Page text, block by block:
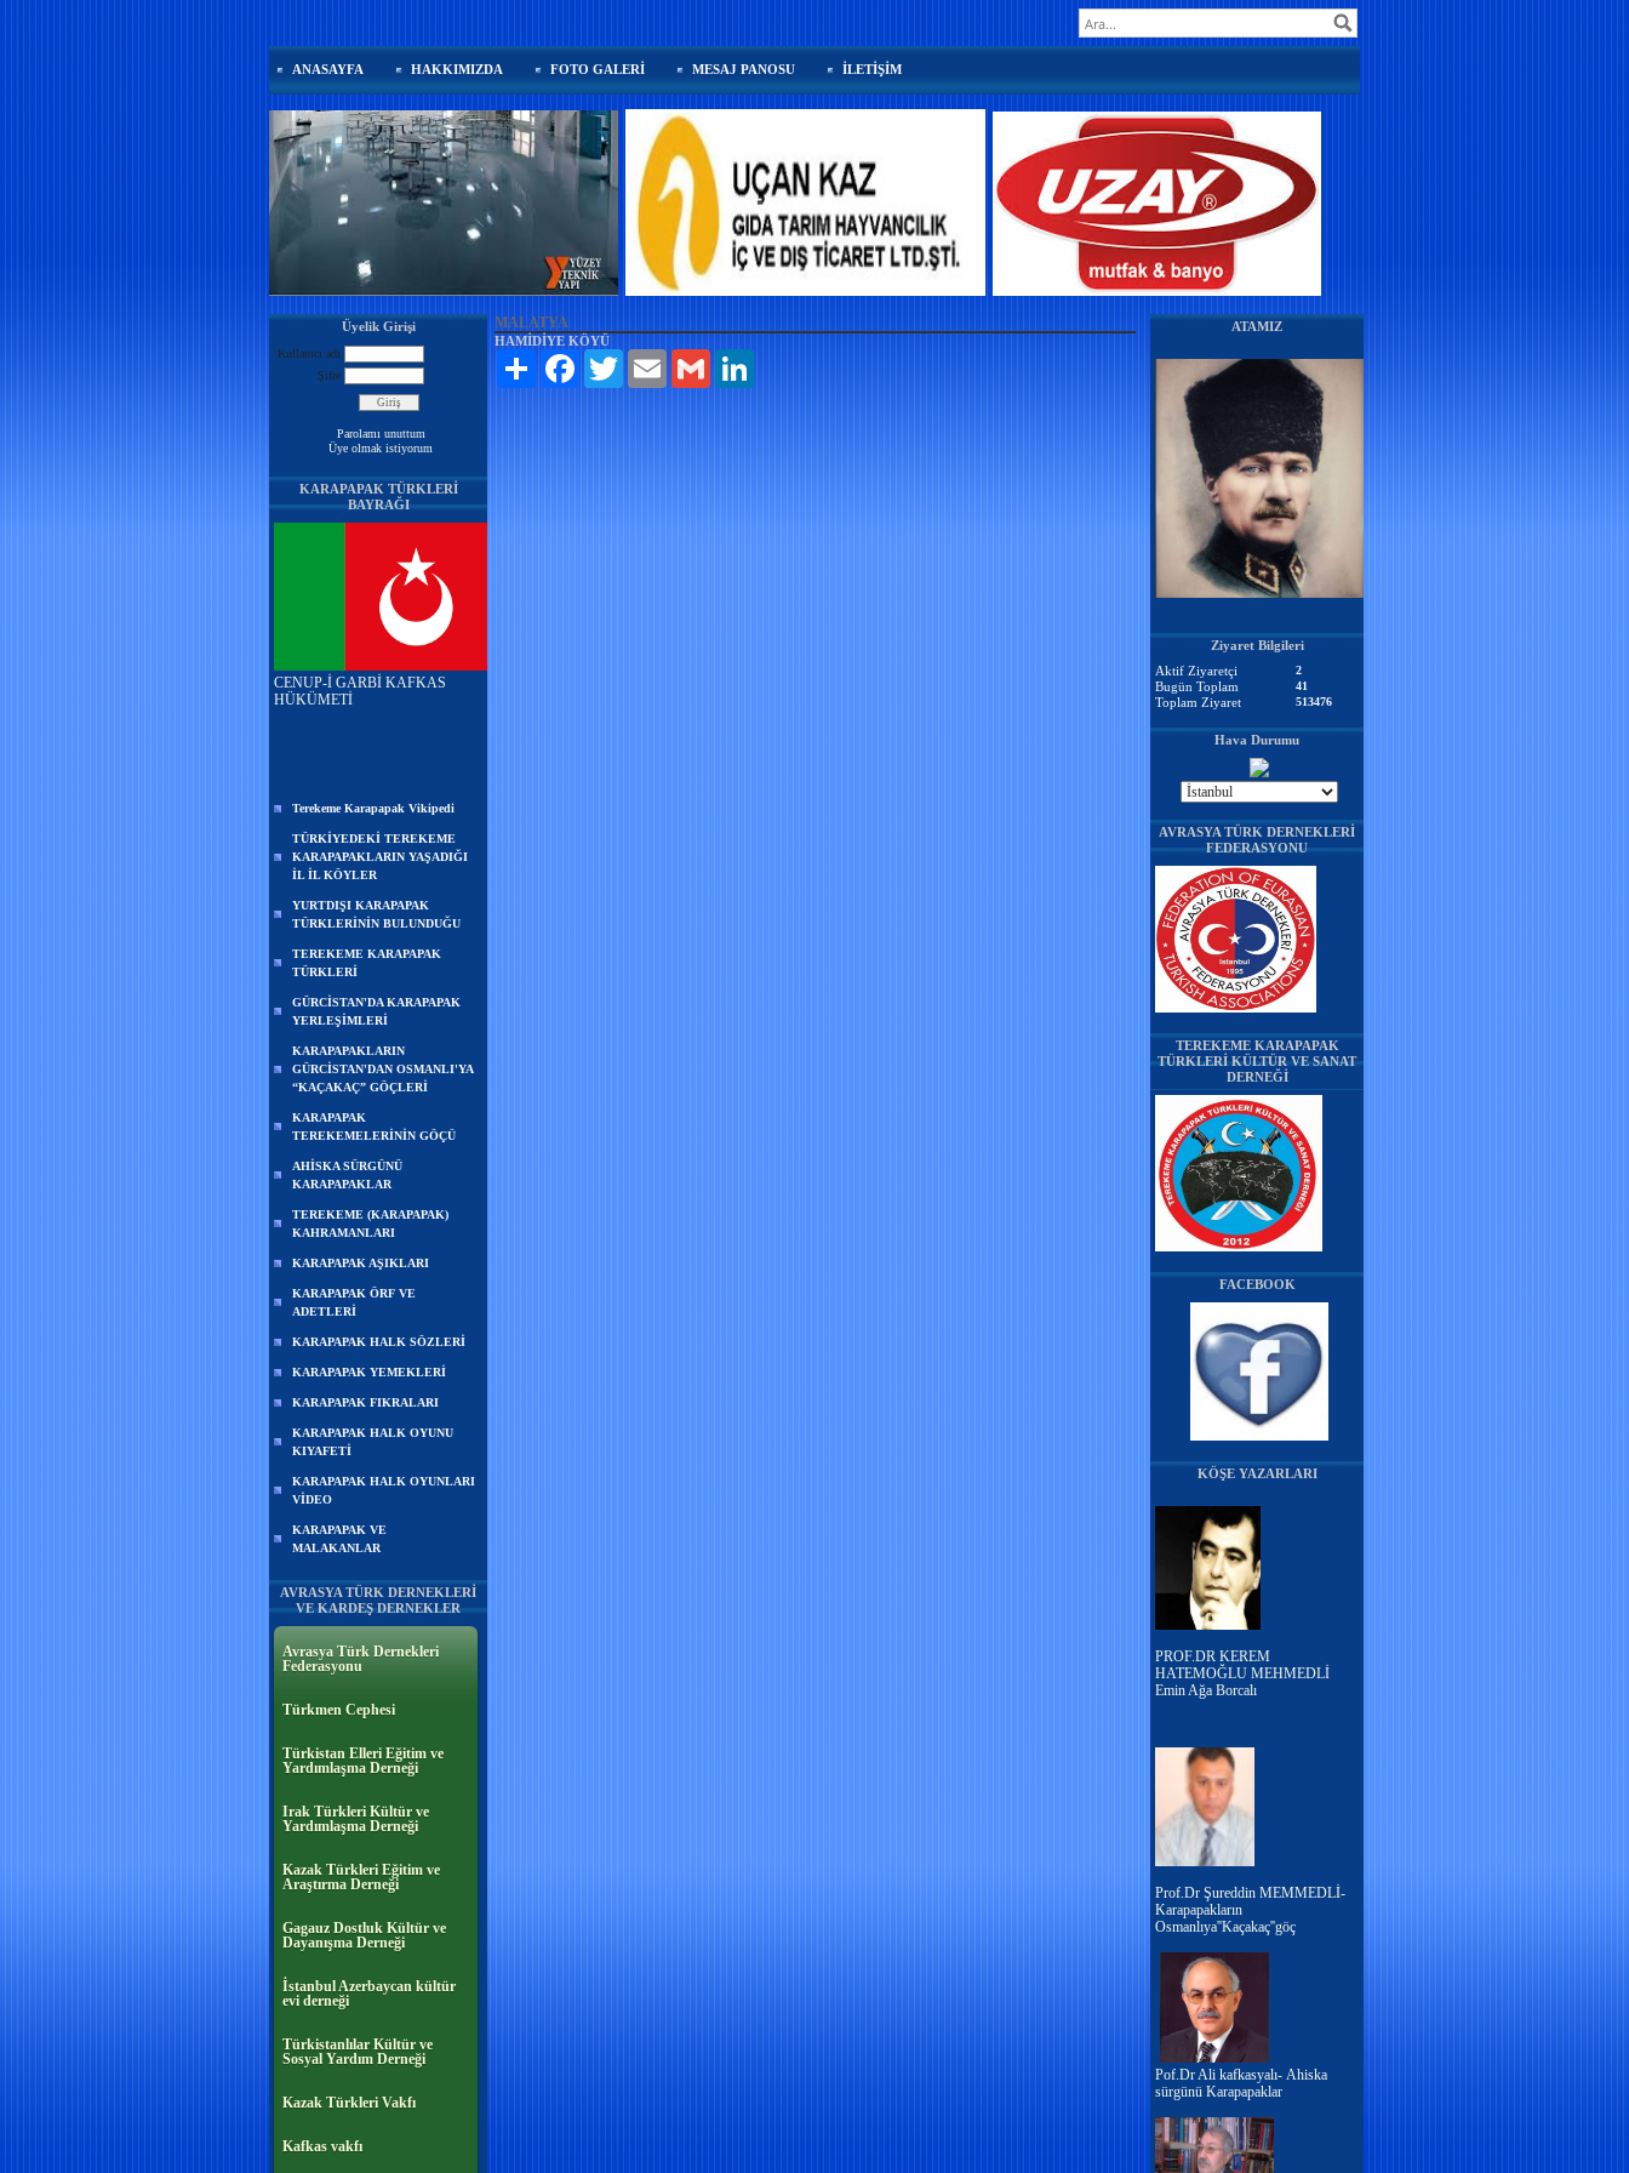
ANASAYFA HAKKIMIZDA FOTO GALERİ MESAJ PANOSU İLETİŞİM
Üyelik Girişi
Kullanıcı adı
Şifre
Parolamı unuttum
Üye olmak istiyorum
KARAPAPAK TÜRKLERİ
BAYRAĞI
CENUP-İ GARBİ KAFKAS
HÜKÜMETİ
Terekeme Karapapak Vikipedi
TÜRKİYEDEKİ TEREKEME
KARAPAPAKLARIN YAŞADIĞI
İL İL KÖYLER
YURTDIŞI KARAPAPAK
TÜRKLERİNİN BULUNDUĞU
TEREKEME KARAPAPAK
TÜRKLERİ
GÜRCİSTAN'DA KARAPAPAK
YERLEŞİMLERİ
KARAPAPAKLARIN
GÜRCİSTAN'DAN OSMANLI'YA
“KAÇAKAÇ” GÖÇLERİ
KARAPAPAK
TEREKEMELERİNİN GÖÇÜ
AHİSKA SÜRGÜNÜ
KARAPAPAKLAR
TEREKEME (KARAPAPAK)
KAHRAMANLARI
KARAPAPAK AŞIKLARI
KARAPAPAK ÖRF VE
ADETLERİ
KARAPAPAK HALK SÖZLERİ
KARAPAPAK YEMEKLERİ
KARAPAPAK FIKRALARI
KARAPAPAK HALK OYUNU
KIYAFETİ
KARAPAPAK HALK OYUNLARI
VİDEO
KARAPAPAK VE
MALAKANLAR
AVRASYA TÜRK DERNEKLERİ
VE KARDEŞ DERNEKLER
Avrasya Türk Dernekleri
Federasyonu
Türkmen Cephesi
Türkistan Elleri Eğitim ve
Yardımlaşma Derneği
Irak Türkleri Kültür ve
Yardımlaşma Derneği
Kazak Türkleri Eğitim ve
Araştırma Derneği
Gagauz Dostluk Kültür ve
Dayanışma Derneği
İstanbul Azerbaycan kültür
evi derneği
Türkistanlılar Kültür ve
Sosyal Yardım Derneği
Kazak Türkleri Vakfı
Kafkas vakfı
MALATYA
HAMİDİYE KÖYÜ
Paylaş
Facebook Twitter Email Gmail
ATAMIZ
Ziyaret Bilgileri
Aktif Ziyaretçi
2
Bugün Toplam 41
Toplam Ziyaret 513476
Hava Durumu
AVRASYA TÜRK DERNEKLERİ
FEDERASYONU
TEREKEME KARAPAPAK
TÜRKLERİ KÜLTÜR VE SANAT
DERNEĞİ
FACEBOOK
KÖŞE YAZARLARI
PROF.DR KEREM
HATEMOĞLU MEHMEDLİ
Emin Ağa Borcalı
Prof.Dr Şureddin MEMMEDLİ-
Karapapakların
Osmanlıya''Kaçakaç''göç
Pof.Dr Ali kafkasyalı- Ahiska
sürgünü Karapapaklar